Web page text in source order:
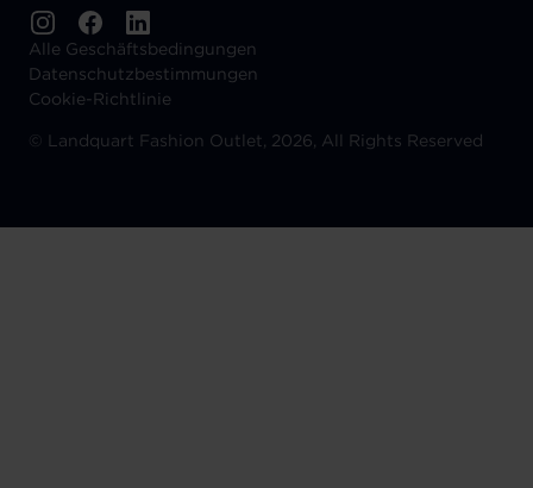
Alle Geschäftsbedingungen
Datenschutzbestimmungen
Cookie-Richtlinie
©
Landquart Fashion Outlet, 2026, All Rights Reserved